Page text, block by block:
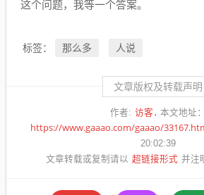
这个问题，我等一个答案。
标签： 那么多 人说
文章版权及转载声明
作者: 访客 本文地址：
https://www.gaaao.com/gaaao/
20:02:39
文章转载或复制请以 超链接形式 并注